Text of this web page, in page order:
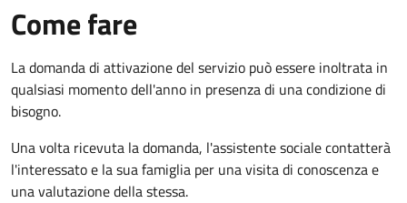
Come fare
La domanda di attivazione del servizio può essere inoltrata in
qualsiasi momento dell'anno in presenza di una condizione di
bisogno.
Una volta ricevuta la domanda, l'assistente sociale contatterà
l'interessato e la sua famiglia per una visita di conoscenza e
una valutazione della stessa.